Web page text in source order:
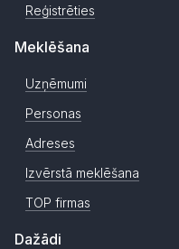
Reģistrēties
Meklēšana
Uzņēmumi
Personas
Adreses
Izvērstā meklēšana
TOP firmas
Dažādi